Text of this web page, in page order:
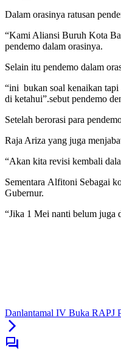
Dalam orasinya ratusan
“Kami Aliansi Buruh Kota
pendemo dalam orasinya.
Selain itu pendemo dalam
“ini bukan soal kenaikan tapi
di ketahui”.sebut pendemo
Setelah berorasi para
Raja Ariza yang juga
“Akan kita revisi kembali
Sementara Alfitoni Sebagai
Gubernur.
“Jika 1 Mei nanti belum juga
Danlantamal IV Buka RAPJ